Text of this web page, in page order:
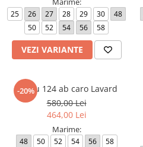
Geci si Scurte
Paltoane
Pardesie
Tricotaje dama
Accesorii dama
Genti dama
Scurte, Paltoane barbati
Pantaloni barbati
25 26 27 28 29 30
48
50
52 54 56 58
VEZI VARIANTE
-20%
Sacou 124 ab caro Lavard
580,00 Lei
464,00 Lei
Marime:
48 50 52 54 56 58